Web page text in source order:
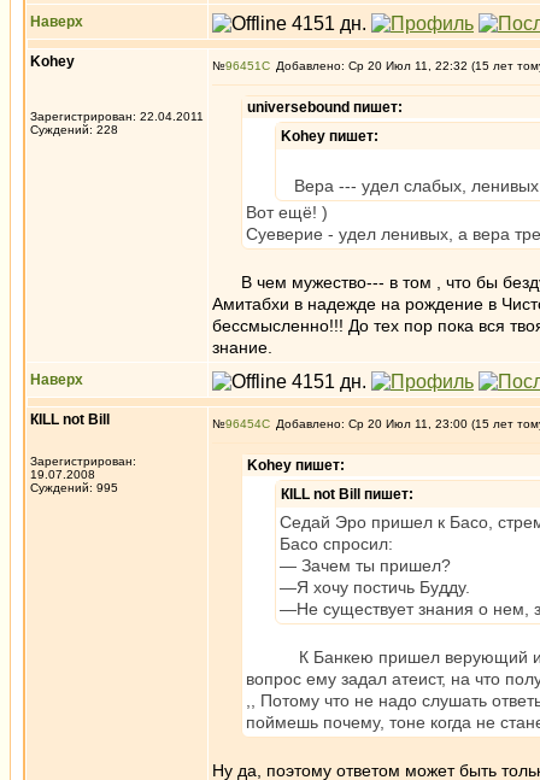
Наверх
Kohey
Зарегистрирован: 22.04.2011
Суждений: 228
№96451 Добавлено: Ср 20 Июл 11, 22:32 (15 лет
universebound пишет:
Kohey пишет:
Вера --- удел слабых,
Вот ещё! )
Суеверие - удел ленивых, а вера
В чем мужество--- в том , что бы
Амитабхи в надежде на рождение в
бессмысленно!!! До тех пор пока вся
знание.
Наверх
КILL not Вill
Зарегистрирован:
19.07.2008
Суждений: 995
№96454 Добавлено: Ср 20 Июл 11, 23:00 (15 лет
Kohey пишет:
КILL not Вill пишет:
Седай Эро пришел к Басо,
Басо спросил:
— Зачем ты пришел?
—Я хочу постичь Будду.
—Не существует знания о нем,
К Банкею пришел верующий и
вопрос ему задал атеист, на что
,, Потому что не надо слушать
поймешь почему, тоне когда не
Ну да, поэтому ответом может быть